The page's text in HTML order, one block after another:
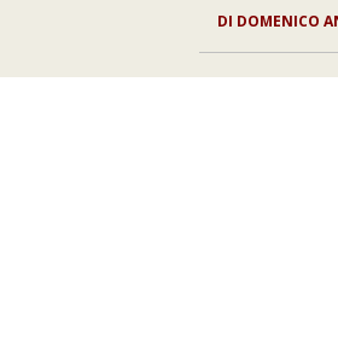
DI DOMENICO